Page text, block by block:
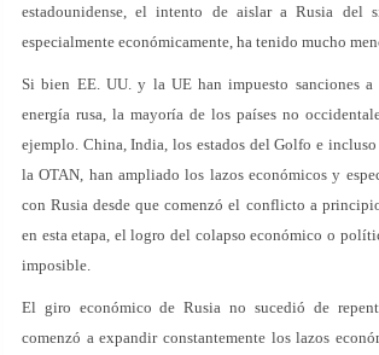
estadounidense, el intento de aislar a Rusia del
especialmente económicamente, ha tenido mucho
Si bien EE. UU. y la UE han impuesto sanciones a
energía rusa, la mayoría de los países no
ejemplo. China, India, los estados del Golfo e
la OTAN, han ampliado los lazos económicos y
con Rusia desde que comenzó el conflicto a
en esta etapa, el logro del colapso económico o
imposible.
El giro económico de Rusia no sucedió de
comenzó a expandir constantemente los lazos